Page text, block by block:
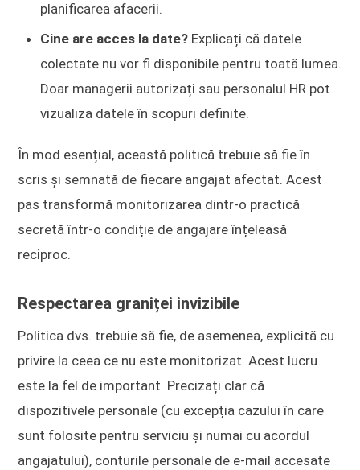
planificarea afacerii.
Cine are acces la date? Explicați că datele
colectate nu vor fi disponibile pentru toată lumea.
Doar managerii autorizați sau personalul HR pot
vizualiza datele în scopuri definite.
În mod esențial, această politică trebuie să fie în
scris și semnată de fiecare angajat afectat. Acest
pas transformă monitorizarea dintr-o practică
secretă într-o condiție de angajare înțeleasă
reciproc.
Respectarea graniței invizibile
Politica dvs. trebuie să fie, de asemenea, explicită cu
privire la ceea ce nu este monitorizat. Acest lucru
este la fel de important. Precizați clar că
dispozitivele personale (cu excepția cazului în care
sunt folosite pentru serviciu și numai cu acordul
angajatului), conturile personale de e-mail accesate